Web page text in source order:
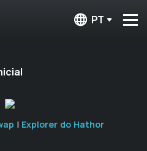
PT
| Explorer do Hathor